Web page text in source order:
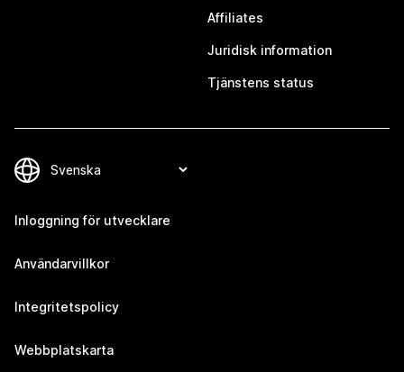
Affiliates
Juridisk information
Tjänstens status
Inloggning för utvecklare
Användarvillkor
Integritetspolicy
Webbplatskarta